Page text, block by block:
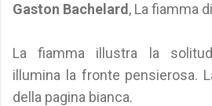
Gaston Bachelard , La fiamma
La fiamma illustra la
illumina la fronte pensierosa.
della pagina bianca.